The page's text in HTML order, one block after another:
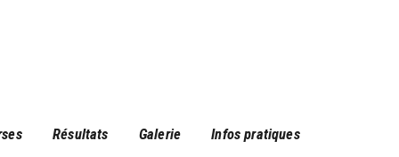
Résultats Galerie Infos pratiques